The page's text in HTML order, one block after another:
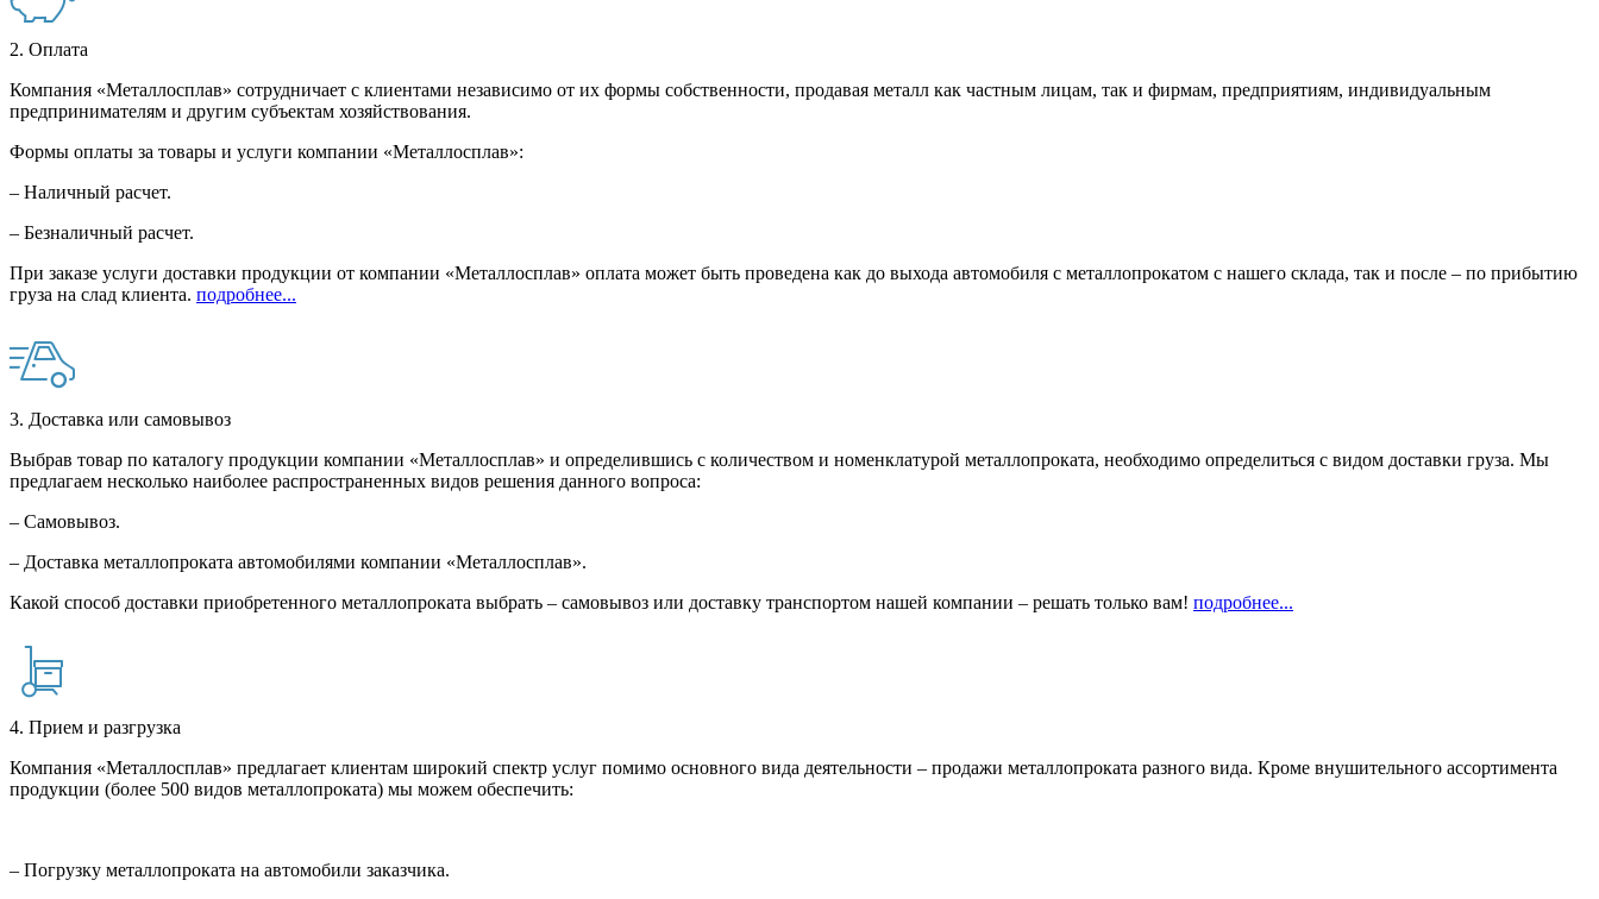
2. Оплата
Компания «Металлосплав» сотрудничает с клиентами независимо от их формы собственности, продавая металл как частным лицам, так и фирмам, предприятиям, индивидуальным
предпринимателям и другим субъектам хозяйствования.
Формы оплаты за товары и услуги компании «Металлосплав»:
– Наличный расчет.
– Безналичный расчет.
При заказе услуги доставки продукции от компании «Металлосплав» оплата может быть проведена как до выхода автомобиля с металлопрокатом с нашего склада, так и после – по прибытию
груза на слад клиента. подробнее...
3. Доставка или самовывоз
Выбрав товар по каталогу продукции компании «Металлосплав» и определившись с количеством и номенклатурой металлопроката, необходимо определиться с видом доставки груза. Мы
предлагаем несколько наиболее распространенных видов решения данного вопроса:
– Самовывоз.
– Доставка металлопроката автомобилями компании «Металлосплав».
Какой способ доставки приобретенного металлопроката выбрать – самовывоз или доставку транспортом нашей компании – решать только вам! подробнее...
4. Прием и разгрузка
Компания «Металлосплав» предлагает клиентам широкий спектр услуг помимо основного вида деятельности – продажи металлопроката разного вида. Кроме внушительного ассортимента
продукции (более 500 видов металлопроката) мы можем обеспечить:
– Погрузку металлопроката на автомобили заказчика.